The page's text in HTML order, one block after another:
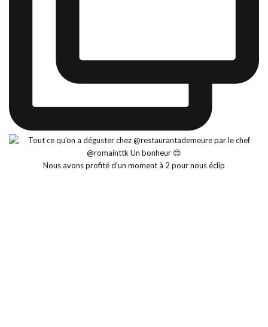
Nous avons profité d’un moment à 2 pour nous éclip